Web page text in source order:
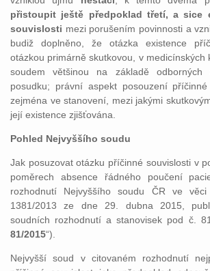
přistoupit ještě předpoklad třetí, a sice
souvislosti mezi porušením povinnosti a
budiž doplněno, že otázka existence
otázkou primárně skutkovou, v medicínských
soudem většinou na základě odborných
posudku; právní aspekt posouzení
zejména ve stanovení, mezi jakými
její existence zjišťována.
Pohled Nejvyššího soudu
Jak posuzovat otázku příčinné souvislosti v
poměrech absence řádného poučení
rozhodnutí Nejvyššího soudu ČR ve
1381/2013 ze dne 29. dubna 2015,
soudních rozhodnutí a stanovisek pod č.
81/2015“).
Nejvyšší soud v citovaném rozhodnutí